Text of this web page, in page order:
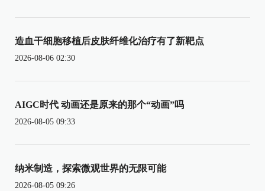
造血干细胞移植后皮肤纤维化治疗有了新靶点
2026-08-06 02:30
AIGC时代 动画还是原来的那个“动画”吗
2026-08-05 09:33
纳米制造，探索微观世界的无限可能
2026-08-05 09:26